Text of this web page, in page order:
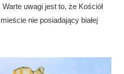
uwagi jest to, że Kościół
nie posiadający białej